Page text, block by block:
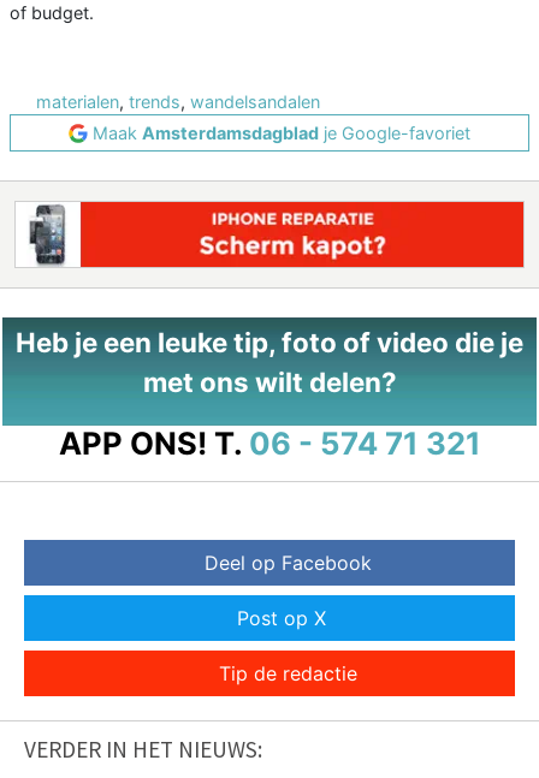
of budget.
materialen, trends, wandelsandalen
Maak Amsterdamsdagblad je Google-favoriet
Heb je een leuke tip, foto of video die je
met ons wilt delen?
APP ONS! T. 06 - 574 71 321
Deel op Facebook
Post op X
Tip de redactie
VERDER IN HET NIEUWS: